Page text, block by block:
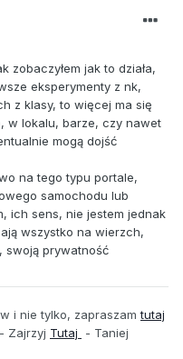
zobaczyłem jak to działa,
eksperymenty z nk,
z klasy, to więcej ma się
w lokalu, barze, czy nawet
mogą dojść
na tego typu portale,
samochodu lub
ich sens, nie jestem jednak
wszystko na wierzch,
swoją prywatność
i nie tylko, zapraszamtutaj
- Zajrzyj Tutaj
- Taniej